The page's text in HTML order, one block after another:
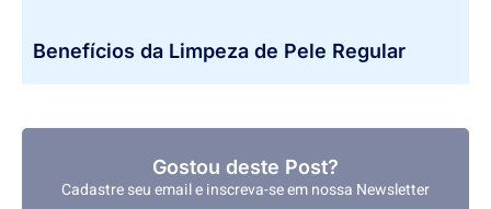
Benefícios da Limpeza de Pele Regular
Gostou deste Post?
Cadastre seu email e inscreva-se em nossa Newsletter